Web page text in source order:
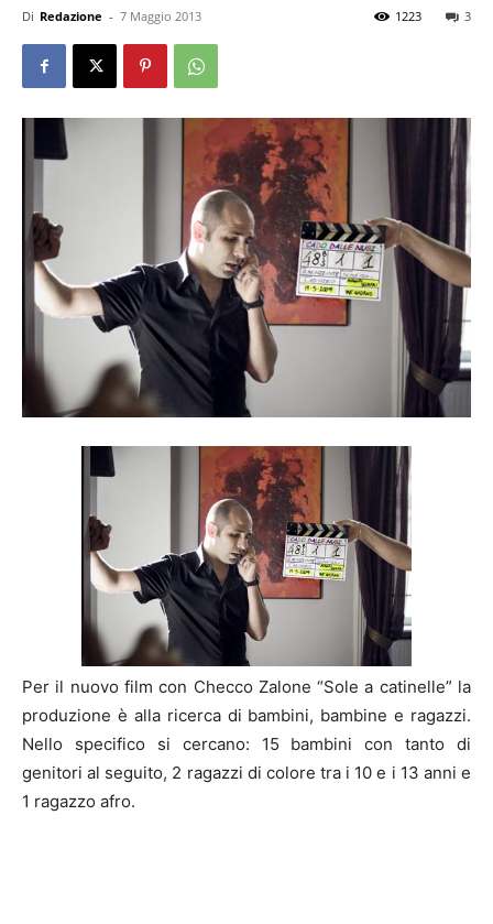
Di Redazione - 7 Maggio 2013 3
1223
Per il nuovo film con Checco Zalone “Sole a catinelle” la
produzione è alla ricerca di bambini, bambine e ragazzi.
Nello specifico si cercano: 15 bambini con tanto di
genitori al seguito, 2 ragazzi di colore tra i 10 e i 13 anni e
1 ragazzo afro.